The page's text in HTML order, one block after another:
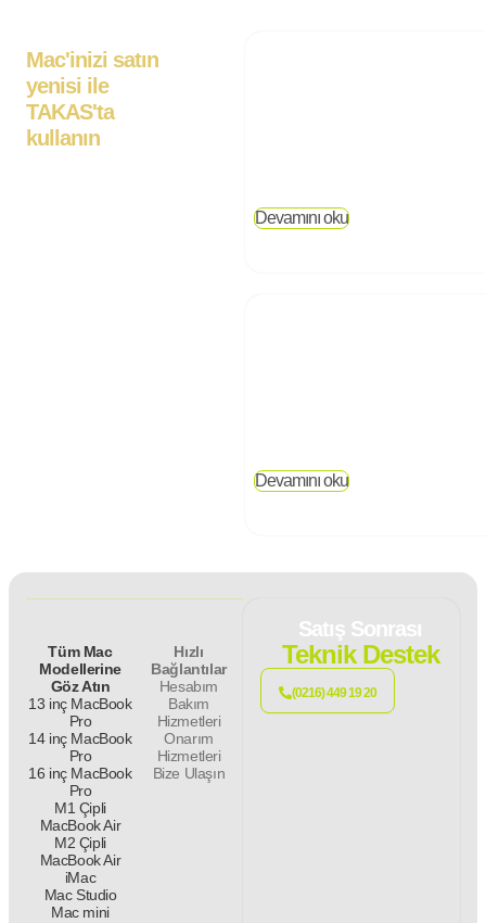
Mac'inizi satın
yenisi ile
TAKAS'ta
kullanın
Devamını oku
Devamını oku
Tüm Mac
Modellerine
Göz Atın
13 inç MacBook
Pro
14 inç MacBook
Pro
16 inç MacBook
Pro
M1 Çipli
MacBook Air
M2 Çipli
MacBook Air
iMac
Mac Studio
Mac mini
Hızlı
Bağlantılar
Hesabım
Bakım
Hizmetleri
Onarım
Hizmetleri
Bize Ulaşın
Satış Sonrası
Teknik Destek
(0216) 449 19 20